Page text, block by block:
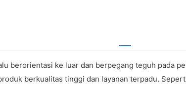
berorientasi ke luar dan berpegang teguh pada
berkualitas tinggi dan layanan terpadu.